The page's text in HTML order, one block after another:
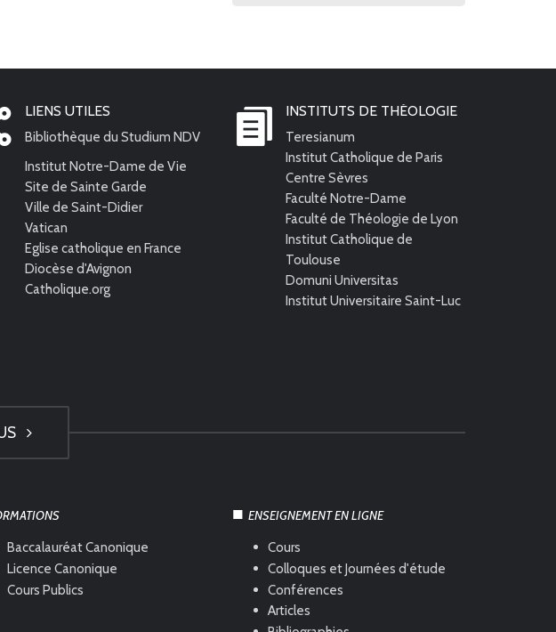
LIENS UTILES
Bibliothèque du Studium NDV
Institut Notre-Dame de Vie
Site de Sainte Garde
Ville de Saint-Didier
Vatican
Eglise catholique en France
Diocèse d'Avignon
Catholique.org
INSTITUTS DE THÉOLOGIE
Teresianum
Institut Catholique de Paris
Centre Sèvres
Faculté Notre-Dame
Faculté de Théologie de Lyon
Institut Catholique de
Toulouse
Domuni Universitas
Institut Universitaire Saint-Luc
Baccalauréat Canonique
Licence Canonique
Cours Publics
ENSEIGNEMENT EN LIGNE
Cours
Colloques et Journées d'étude
Conférences
Articles